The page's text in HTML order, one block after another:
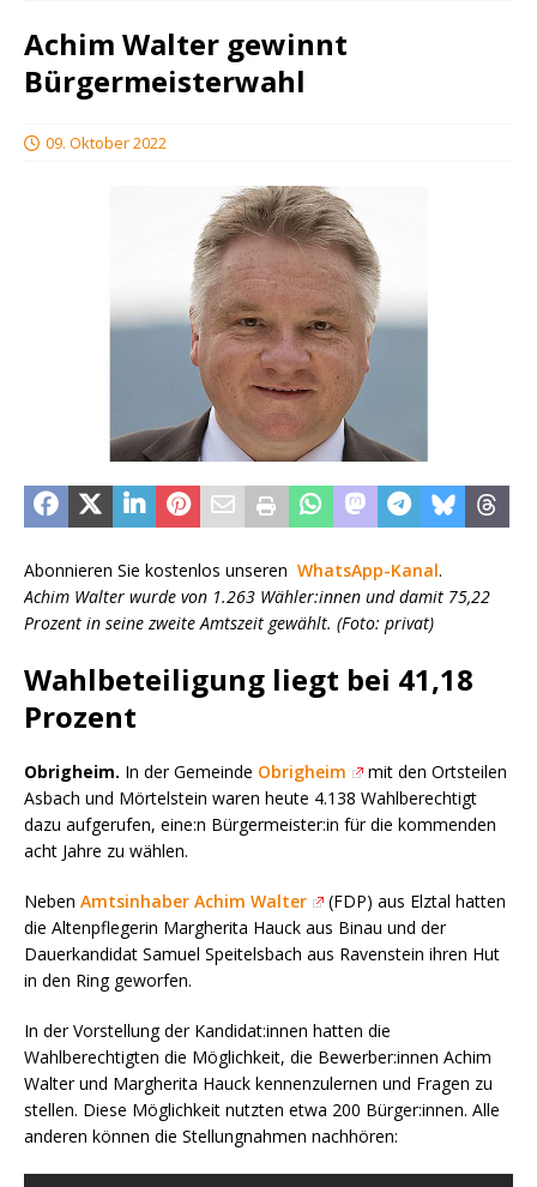
Achim Walter gewinnt
Bürgermeisterwahl
09. Oktober 2022
Abonnieren Sie kostenlos unseren WhatsApp-Kanal.
Achim Walter wurde von 1.263 Wähler:innen und damit 75,22
Prozent in seine zweite Amtszeit gewählt. (Foto: privat)
Wahlbeteiligung liegt bei 41,18
Prozent
Obrigheim. In der Gemeinde Obrigheim
mit den Ortsteilen
Asbach und Mörtelstein waren heute 4.138 Wahlberechtigt
dazu aufgerufen, eine:n Bürgermeister:in für die kommenden
acht Jahre zu wählen.
Neben Amtsinhaber Achim Walter
(FDP) aus Elztal hatten
die Altenpflegerin Margherita Hauck aus Binau und der
Dauerkandidat Samuel Speitelsbach aus Ravenstein ihren Hut
in den Ring geworfen.
In der Vorstellung der Kandidat:innen hatten die
Wahlberechtigten die Möglichkeit, die Bewerber:innen Achim
Walter und Margherita Hauck kennenzulernen und Fragen zu
stellen. Diese Möglichkeit nutzten etwa 200 Bürger:innen. Alle
anderen können die Stellungnahmen nachhören: